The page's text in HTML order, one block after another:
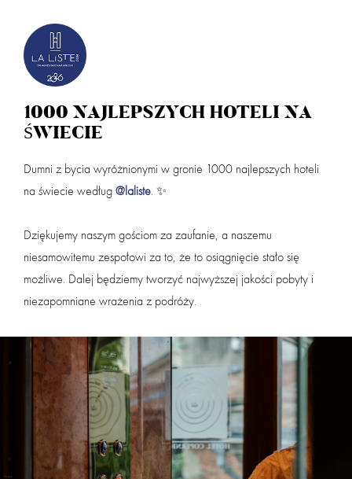
Dzieci 4 - 9 Nazwa partnera
SZUKAJ
Masz kod rabatowy? Podaj go w koszyku przy finalizacji rezerwacji.
1000 NAJLEPSZYCH HOTELI NA
ŚWIECIE
Dumni z bycia wyróżnionymi w gronie 1000 najlepszych hoteli
na świecie według @laliste. ✨
Dziękujemy naszym gościom za zaufanie, a naszemu
niesamowitemu zespołowi za to, że to osiągnięcie stało się
możliwe. Dalej będziemy tworzyć najwyższej jakości pobyty i
niezapomniane wrażenia z podróży.